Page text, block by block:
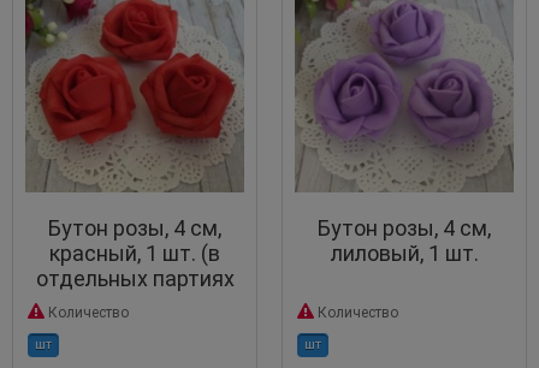
Бутон розы, 4 см,
красный, 1 шт. (в
отдельных партиях
может линять)
Количество
шт
Бутон розы, 4 см,
лиловый, 1 шт.
Количество
шт